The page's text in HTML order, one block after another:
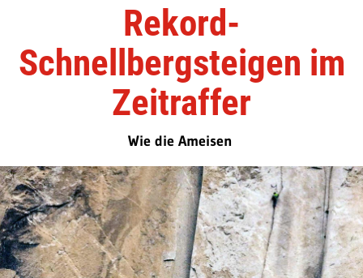
Rekord-
Schnellbergsteigen im
Zeitraffer
Wie die Ameisen